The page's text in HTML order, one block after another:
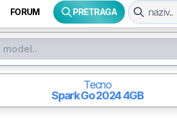
FORUM PRETRAGA
Tecno
Spark Go 20244GB